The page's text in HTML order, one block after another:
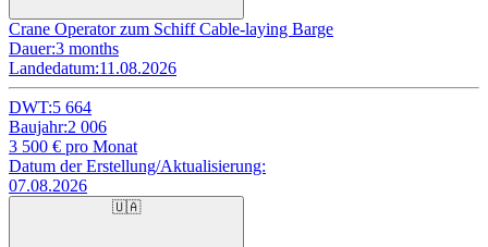
Crane Operator zum Schiff Cable-laying Barge
Dauer:3 months
Landedatum:11.08.2026
DWT:5 664
Baujahr:2 006
3 500 € pro Monat
Datum der Erstellung/Aktualisierung:
07.08.2026
🇺🇦